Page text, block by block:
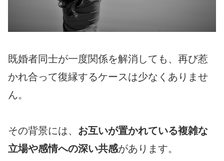
既婚者同士が一度関係を解消しても、再び惹
かれ合って復縁するケースは少なくありませ
ん。
その背景には、 お互いが置かれている複雑な
立場や感情への深い共感があります。